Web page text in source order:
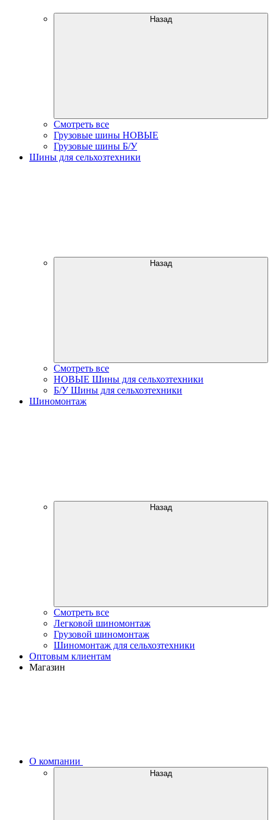
Назад
Смотреть все
Грузовые шины НОВЫЕ
Грузовые шины Б/У
Шины для сельхозтехники
Назад
Смотреть все
НОВЫЕ Шины для сельхозтехники
Б/У Шины для сельхозтехники
Шиномонтаж
Назад
Смотреть все
Легковой шиномонтаж
Грузовой шиномонтаж
Шиномонтаж для сельхозтехники
Оптовым клиентам
Магазин
О компании
Назад